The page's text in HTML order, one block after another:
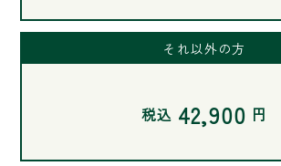
それ以外の方
税込 42,900 円